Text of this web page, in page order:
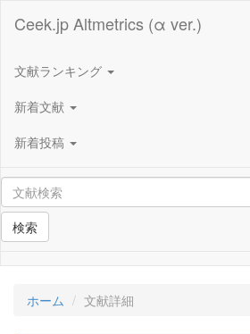
Ceek.jp Altmetrics (α ver.)
文献ランキング
新着文献
新着投稿
検索
ホーム 文献詳細